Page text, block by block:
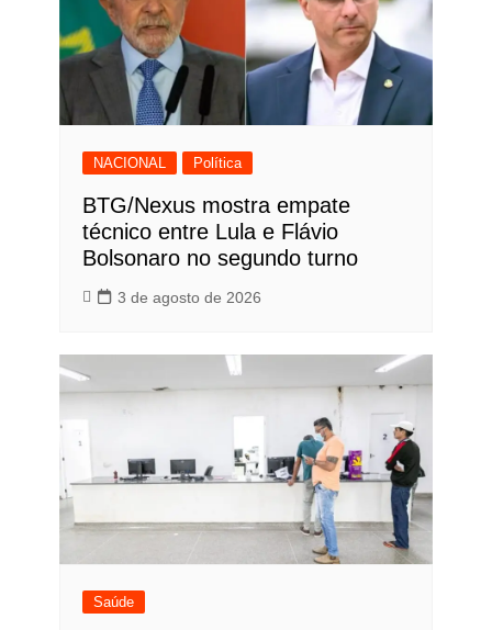
NACIONAL Política
BTG/Nexus mostra empate
técnico entre Lula e Flávio
Bolsonaro no segundo turno
3 de agosto de 2026
Saúde